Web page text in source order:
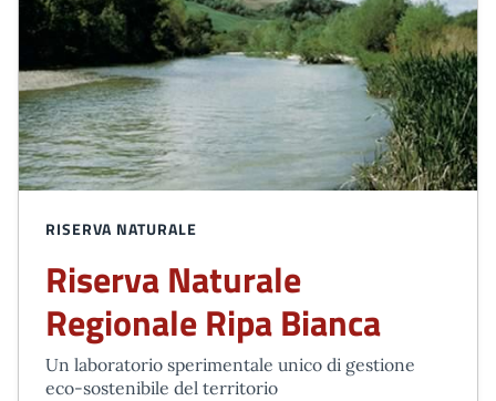
RISERVA NATURALE
Riserva Naturale
Regionale Ripa Bianca
Un laboratorio sperimentale unico di gestione
eco-sostenibile del territorio